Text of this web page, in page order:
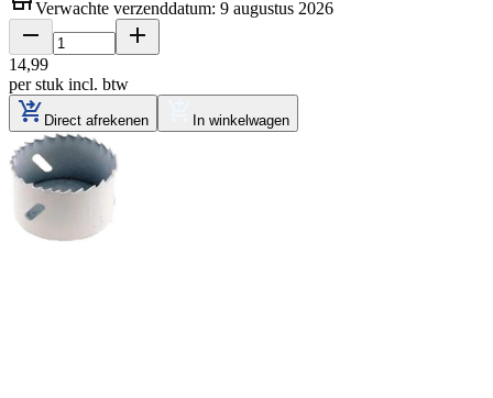
Verwachte verzenddatum: 9 augustus 2026
14,99
per stuk incl. btw
Direct afrekenen In winkelwagen